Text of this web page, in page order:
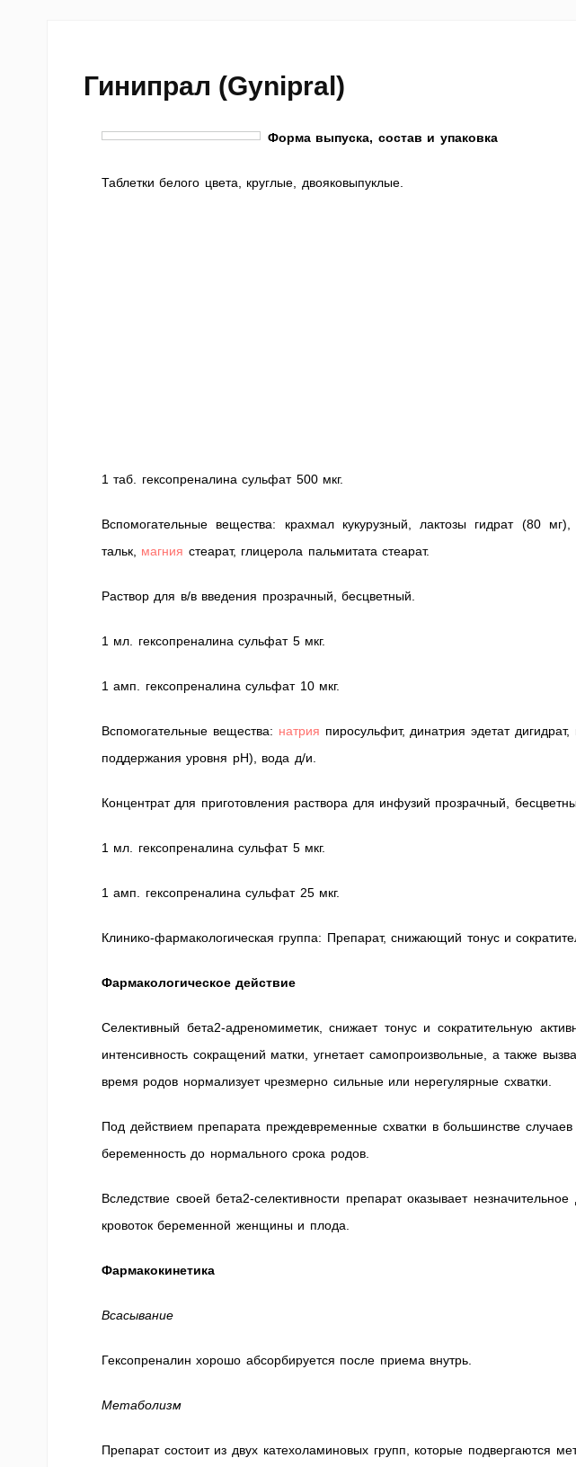
Гинипрал (Gynipral)
Форма выпуска, состав и упаковка
Таблетки белого цвета, круглые, двояковыпуклые.
1 таб. гексопреналина сульфат 500 мкг.
Вспомогательные вещества: крахмал кукурузный, лактозы гидрат (80 мг),
тальк, магния стеарат, глицерола пальмитата стеарат.
Раствор для в/в введения прозрачный, бесцветный.
1 мл. гексопреналина сульфат 5 мкг.
1 амп. гексопреналина сульфат 10 мкг.
Вспомогательные вещества: натрия пиросульфит, динатрия эдетат
поддержания уровня рН), вода д/и.
Концентрат для приготовления раствора для инфузий прозрачный,
1 мл. гексопреналина сульфат 5 мкг.
1 амп. гексопреналина сульфат 25 мкг.
Клинико-фармакологическая группа: Препарат, снижающий тонус и
Фармакологическое действие
Селективный бета2-адреномиметик, снижает тонус и сократительную
интенсивность сокращений матки, угнетает самопроизвольные, а также
время родов нормализует чрезмерно сильные или нерегулярные схватки.
Под действием препарата преждевременные схватки в большинстве
беременность до нормального срока родов.
Вследствие своей бета2-селективности препарат оказывает
кровоток беременной женщины и плода.
Фармакокинетика
Всасывание
Гексопреналин хорошо абсорбируется после приема внутрь.
Метаболизм
Препарат состоит из двух катехоламиновых групп, которые подвергаются